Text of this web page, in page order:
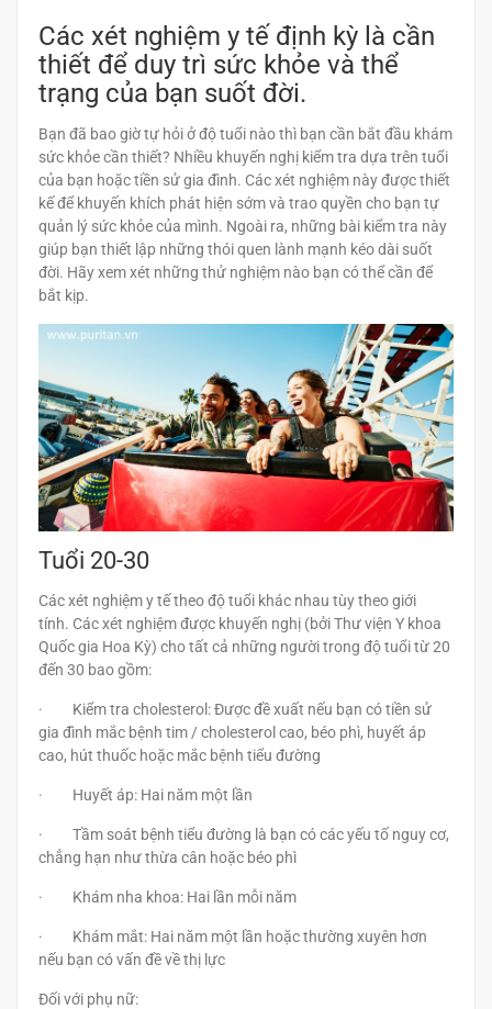
Các xét nghiệm y tế định kỳ là cần
thiết để duy trì sức khỏe và thể
trạng của bạn suốt đời.
Bạn đã bao giờ tự hỏi ở độ tuổi nào thì bạn cần bắt đầu khám
sức khỏe cần thiết? Nhiều khuyến nghị kiểm tra dựa trên tuổi
của bạn hoặc tiền sử gia đình. Các xét nghiệm này được thiết
kế để khuyến khích phát hiện sớm và trao quyền cho bạn tự
quản lý sức khỏe của mình. Ngoài ra, những bài kiểm tra này
giúp bạn thiết lập những thói quen lành mạnh kéo dài suốt
đời. Hãy xem xét những thử nghiệm nào bạn có thể cần để
bắt kịp.
Tuổi 20-30
Các xét nghiệm y tế theo độ tuổi khác nhau tùy theo giới
tính. Các xét nghiệm được khuyến nghị (bởi Thư viện Y khoa
Quốc gia Hoa Kỳ) cho tất cả những người trong độ tuổi từ 20
đến 30 bao gồm:
· Kiểm tra cholesterol: Được đề xuất nếu bạn có tiền sử
gia đình mắc bệnh tim / cholesterol cao, béo phì, huyết áp
cao, hút thuốc hoặc mắc bệnh tiểu đường
· Huyết áp: Hai năm một lần
· Tầm soát bệnh tiểu đường là bạn có các yếu tố nguy cơ,
chẳng hạn như thừa cân hoặc béo phì
· Khám nha khoa: Hai lần mỗi năm
· Khám mắt: Hai năm một lần hoặc thường xuyên hơn
nếu bạn có vấn đề về thị lực
Đối với phụ nữ: